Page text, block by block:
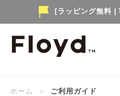
[ラッピング無料 |
ホーム ＞ ご利用ガイド